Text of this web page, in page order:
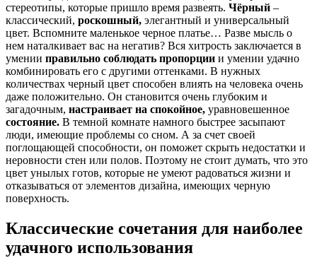
стереотипы, которые пришло время развеять. Чёрный –
классический, роскошный, элегантный и универсальный
цвет. Вспомните маленькое черное платье… Разве мысль о
нем наталкивает вас на негатив? Вся хитрость заключается в
умении правильно соблюдать пропорции и умении удачно
комбинировать его с другими оттенками. В нужных
количествах черный цвет способен влиять на человека очень
даже положительно. Он становится очень глубоким и
загадочным, настраивает на спокойное, уравновешенное
состояние. В темной комнате намного быстрее засыпают
люди, имеющие проблемы со сном. А за счет своей
поглощающей способности, он поможет скрыть недостатки и
неровности стен или полов. Поэтому не стоит думать, что это
цвет унылых готов, которые не умеют радоваться жизни и
отказываться от элементов дизайна, имеющих черную
поверхность.
Классические сочетания для наиболее
удачного использования